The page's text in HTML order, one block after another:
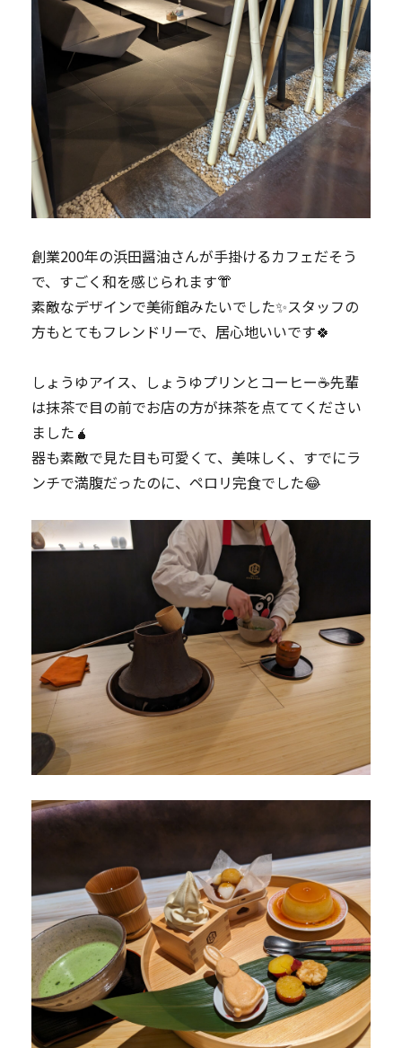
創業200年の浜田醤油さんが手掛けるカフェだそう
で、すごく和を感じられます👘
素敵なデザインで美術館みたいでした✨スタッフの
方もとてもフレンドリーで、居心地いいです🍀
しょうゆアイス、しょうゆプリンとコーヒー☕先輩
は抹茶で目の前でお店の方が抹茶を点ててください
ました🧉
器も素敵で見た目も可愛くて、美味しく、すでにラ
ンチで満腹だったのに、ペロリ完食でした😂